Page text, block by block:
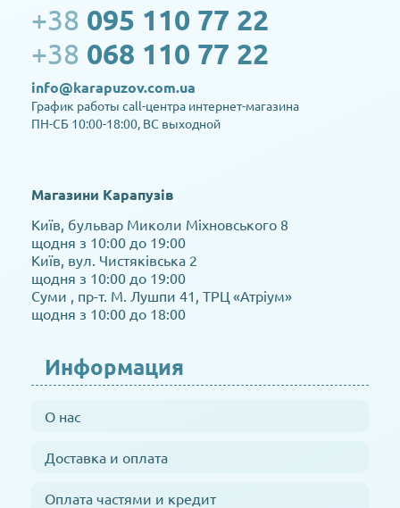
+38 095 110 77 22
+38 068 110 77 22
info@karapuzov.com.ua
График работы call-центра интернет-магазина
ПН-СБ 10:00-18:00, ВС выходной
Магазини Карапузів
Київ, бульвар Миколи Міхновського 8
щодня з 10:00 до 19:00
Київ, вул. Чистяківська 2
щодня з 10:00 до 19:00
Суми , пр-т. М. Лушпи 41, ТРЦ «Атріум»
щодня з 10:00 до 18:00
Информация
О нас
Доставка и оплата
Оплата частями и кредит